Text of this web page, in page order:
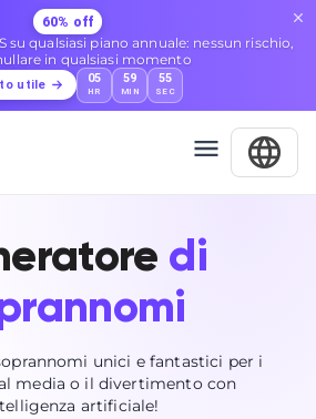
60% off
su qualsiasi piano annuale: nessun rischio,
in qualsiasi momento
utile 05
HR
59
MIN
54
SEC
di
unici e fantastici per i
media o il divertimento con
artificiale!